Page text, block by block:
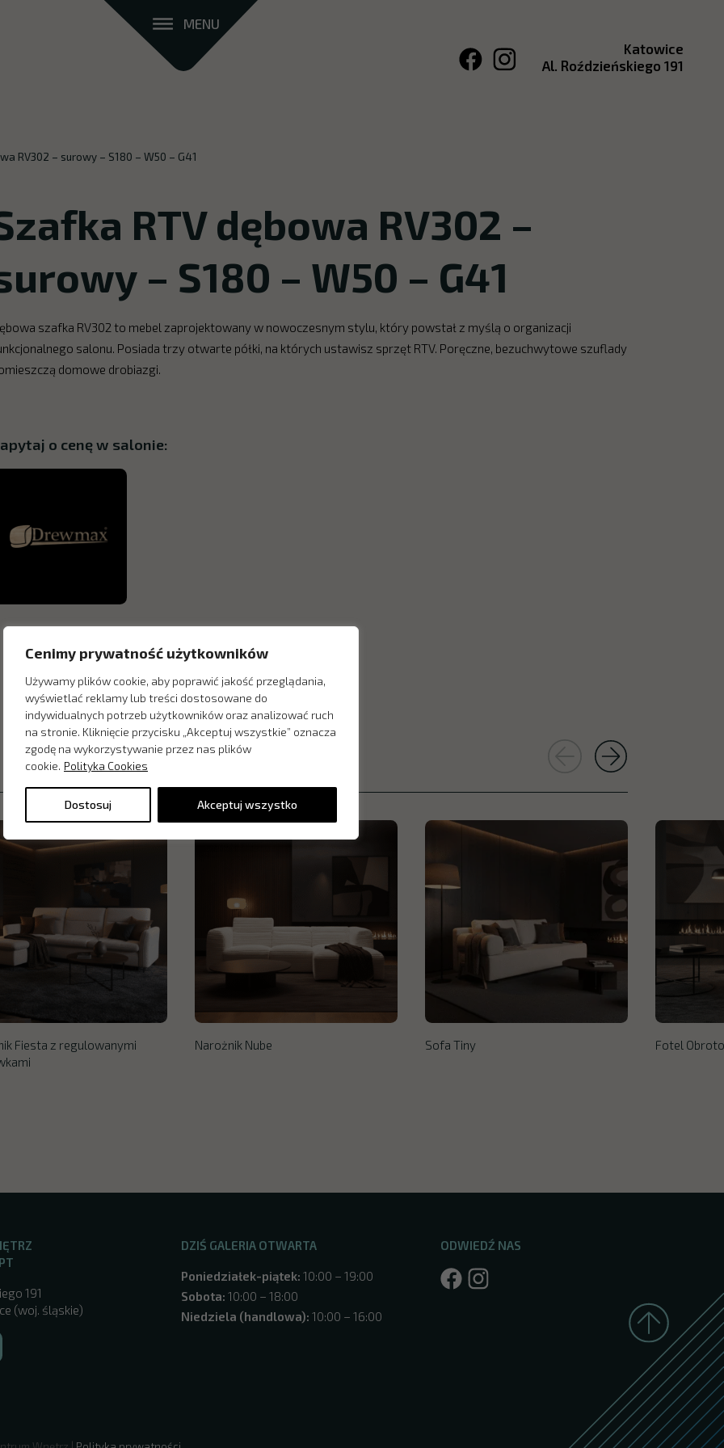
Cenimy prywatność użytkowników
Używamy plików cookie, aby poprawić jakość przeglądania,
wyświetlać reklamy lub treści dostosowane do
indywidualnych potrzeb użytkowników oraz analizować ruch
na stronie. Kliknięcie przycisku „Akceptuj wszystkie” oznacza
zgodę na wykorzystywanie przez nas plików
cookie. Polityka Cookies
Dostosuj Akceptuj wszystko
MENU
Katowice
Al. Roździeńskiego 191
RV302 – surowy – S180 – W50 – G41
RTV dębowa RV302 –
– S180 – W50 – G41
szafka RV302 to mebel zaprojektowany w nowoczesnym stylu, który powstał z myślą o organizacji
salonu. Posiada trzy otwarte półki, na których ustawisz sprzęt RTV. Poręczne, bezuchwytowe szuflady
domowe drobiazgi.
o cenę w salonie:
Fiesta z regulowanymi
Narożnik Nube Sofa Tiny Fotel
191
(woj. śląskie)
DZIŚ GALERIA OTWARTA
Poniedziałek-piątek: 10:00 – 19:00
Sobota: 10:00 – 18:00
Niedziela (handlowa): 10:00 – 16:00
ODWIEDŹ NAS